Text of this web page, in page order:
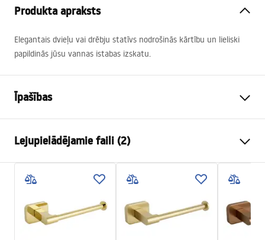
Produkta apraksts
Elegantais dvieļu vai drēbju statīvs nodrošinās kārtību un lieliski
papildinās jūsu vannas istabas izskatu.
Īpašības
Materiāls
Uzstādīšanas veids
Pieskrūvējams
Platums
215
Augstums
170
Dziļums
50mm
Lejupielādējamie faili (2)
Drošības informācija
pdf